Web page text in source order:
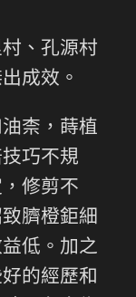
、孔源村
成效。
柰，蒔植
巧不規
修剪不
臍橙鉅細
低。加之
的經歷和